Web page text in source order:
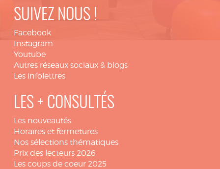
SUIVEZ NOUS !
Facebook
Instagram
Youtube
Autres réseaux sociaux & blogs
Les infolettres
LES + CONSULTÉS
Les nouveautés
Horaires et fermetures
Nos sélections thématiques
Prix des lecteurs 2026
Les coups de coeur 2025